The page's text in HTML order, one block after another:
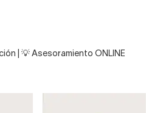
| 💡 Asesoramiento ONLINE